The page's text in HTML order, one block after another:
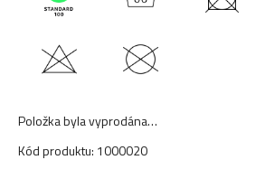
Položka byla vyprodána…
Kód produktu: 1000020